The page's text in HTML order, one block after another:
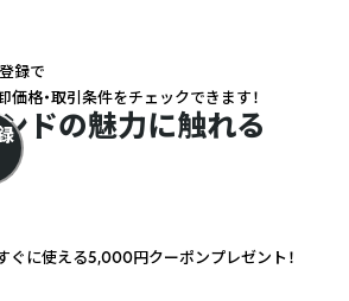
ドの魅力に触れる
録で
価格・取引条件をチェックできます！
ぐに使える5,000円クーポンプレゼント！